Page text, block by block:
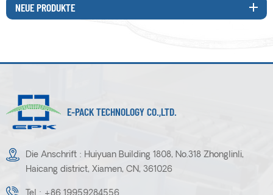
NEUE PRODUKTE
E-PACK TECHNOLOGY CO.,LTD.
Die Anschrift : Huiyuan Building 1808, No.318 Zhonglinli,
Haicang district, Xiamen, CN, 361026